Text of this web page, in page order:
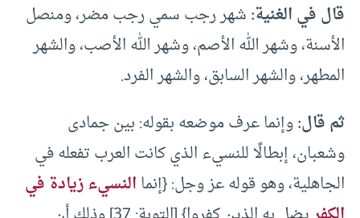
قال في الغنية:شهر رجب سمي رجب مضر، ومنصل
الأسنة، وشهر الله الأصم، وشهر الله الأصب، والشهر
المطهر، والشهر السابق، والشهر الفرد.
ثم قال:وإنما عرف موضعه بقوله: بين جمادى
وشعبان، إبطالًا للنسيء الذي كانت العرب تفعله في
الجاهلية، وهو قوله عز وجل: {إنماالنسيء زيادة في